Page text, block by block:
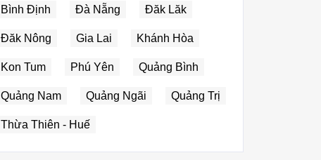
Bình Định Đà Nẵng Đăk Lăk
Đăk Nông Gia Lai Khánh Hòa
Kon Tum Phú Yên Quảng Bình
Quảng Nam Quảng Ngãi Quảng Trị
Thừa Thiên - Huế